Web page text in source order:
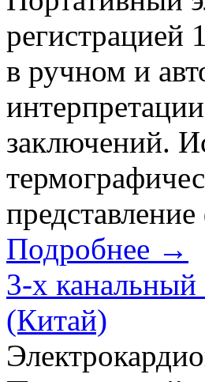
регистрацией
в ручном и
заключений.
Подробнее →
3-х канальный
(Китай)